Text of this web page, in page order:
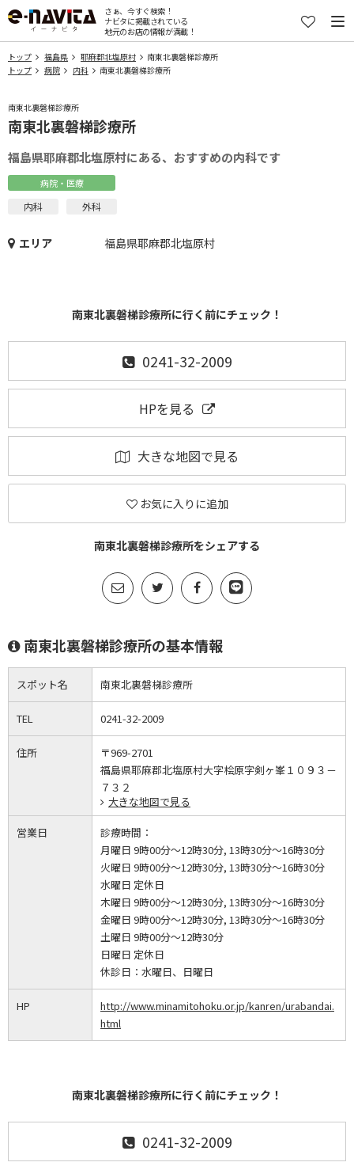
さぁ、今すぐ検索！
ナビタに掲載されている
地元のお店の情報が満載！
トップ 福島県 耶麻郡北塩原村
南東北裏磐梯診療所
トップ
病院 内科 南東北裏磐梯診療所
南東北裏磐梯診療所
南東北裏磐梯診療所
福島県耶麻郡北塩原村にある、おすすめの内科です
病院・医療
内科 外科
エリア 福島県耶麻郡北塩原村
南東北裏磐梯診療所に行く前にチェック！
0241-32-2009
HPを見る
大きな地図で見る
お気に入りに追加
南東北裏磐梯診療所をシェアする
南東北裏磐梯診療所の基本情報
スポット名 南東北裏磐梯診療所
TEL 0241-32-2009
住所
〒969-2701
福島県耶麻郡北塩原村大字桧原字剣ヶ峯１０９３－
７３２
大きな地図で見る
営業日
診療時間：
月曜日 9時00分～12時30分, 13時30分～16時30分
火曜日 9時00分～12時30分, 13時30分～16時30分
水曜日 定休日
木曜日 9時00分～12時30分, 13時30分～16時30分
金曜日 9時00分～12時30分, 13時30分～16時30分
土曜日 9時00分～12時30分
日曜日 定休日
休診日： 水曜日、日曜日
HP
http://www.minamitohoku.or.jp/kanren/urabandai.
html
南東北裏磐梯診療所に行く前にチェック！
0241-32-2009